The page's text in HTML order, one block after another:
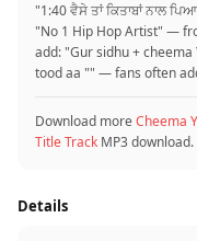
"1:40 ਵੈਸੇ ਤਾਂ ਕਿਤਾਬਾਂ ਨਾਲ
"No 1 Hip Hop Artist" —
add: "Gur sidhu +
tood aa "" — fans often
Download moreCheema Y
Title Track MP3 download.
Details